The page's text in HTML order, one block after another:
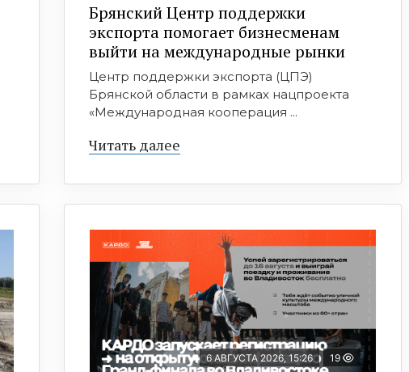
Брянский Центр поддержки
экспорта помогает бизнесменам
выйти на международные рынки
Центр поддержки экспорта (ЦПЭ)
Брянской области в рамках нацпроекта
«Международная кооперация ...
Читать далее
6 АВГУСТА 2026, 15:26 19